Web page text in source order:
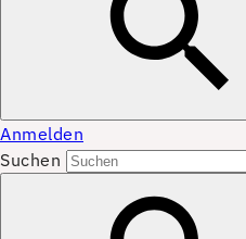
Anmelden
Suchen